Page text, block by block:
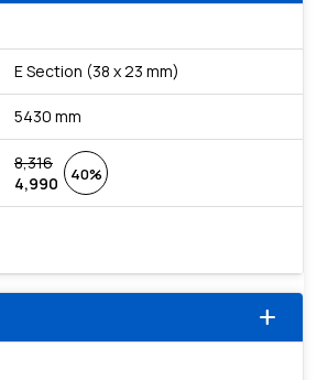
E Section (38 x 23 mm)
5430 mm
8,316
4,990
40%
add